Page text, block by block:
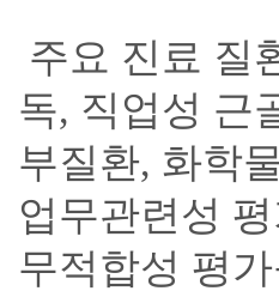
주요 진료 질
독, 직업성 근
부질환, 화학
업무관련성
무적합성 평